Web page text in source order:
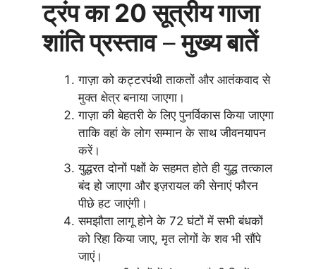
ट्रंप का 20 सूत्रीय गाजा
शांति प्रस्ताव–मुख्य बातें
गाज़ा को कट्टरपंथी ताकतों और आतंकवाद से
मुक्त क्षेत्र बनाया जाएगा।
गाज़ा की बेहतरी के लिए पुनर्विकास किया जाएगा
ताकि वहां के लोग सम्मान के साथ जीवनयापन
करें।
युद्धरत दोनों पक्षों के सहमत होते ही युद्ध तत्काल
बंद हो जाएगा और इज़रायल की सेनाएं फौरन
पीछे हट जाएंगी।
समझौता लागू होने के 72 घंटों में सभी बंधकों
को रिहा किया जाए, मृत लोगों के शव भी सौंपे
जाएं।